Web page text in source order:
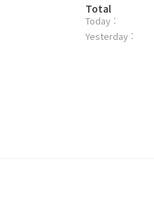
방
문
자
Total
Today :
Yesterday :